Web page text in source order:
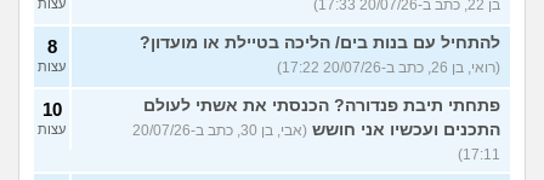
בן 22, כתב ב-20/07/26 17:33)
עצות
להתחיל עם בנות בים/ הליכה בטיילת או מועדון?
(רואי, בן 26, כתב ב-20/07/26 17:22)
8
עצות
פתחתי תיבת פנדורה? הכנסתי את אשתי לעולם
התכנים ועכשיו אני חושש
(אבי, בן 30, כתב ב-20/07/26
17:11)
10
עצות